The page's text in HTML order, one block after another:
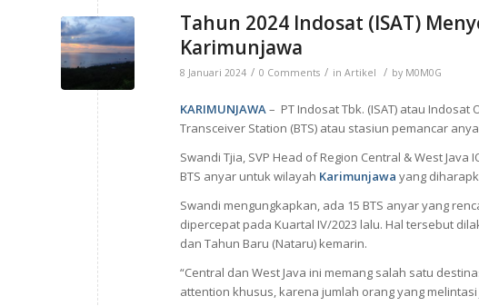
Tahun 2024 Indosat (ISAT)
Karimunjawa
8 Januari 2024 / 0 Comments / in Artikel / by M0M0G
KARIMUNJAWA– PT Indosat Tbk. (ISAT) atau
Transceiver Station (BTS) atau stasiun pemancar
Swandi Tjia, SVP Head of Region Central & West
BTS anyar untuk wilayah Karimunjawa yang
Swandi mengungkapkan, ada 15 BTS anyar yang
dipercepat pada Kuartal IV/2023 lalu. Hal tersebut
dan Tahun Baru (Nataru) kemarin.
“Central dan West Java ini memang salah satu
attention khusus, karena jumlah orang yang